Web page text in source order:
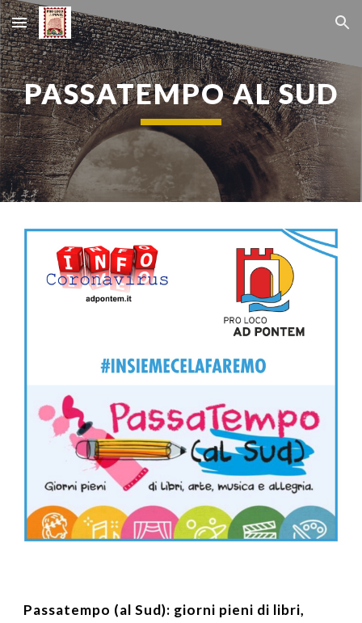
Skip to main content Skip to navigation
PASSATEMPO AL SUD
Passatempo (al Sud): giorni pieni di libri,